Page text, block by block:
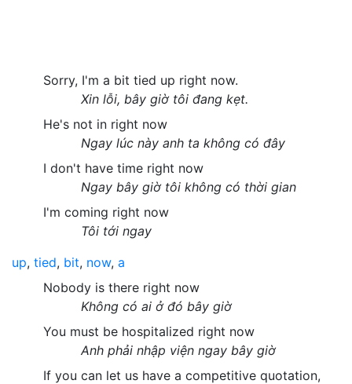
Sorry, I'm a bit tied up right now.
Xin lỗi, bây giờ tôi đang kẹt.
He's not in right now
Ngay lúc này anh ta không có đây
I don't have time right now
Ngay bây giờ tôi không có thời gian
I'm coming right now
Tôi tới ngay
up, tied, bit, now, a
Nobody is there right now
Không có ai ở đó bây giờ
You must be hospitalized right now
Anh phải nhập viện ngay bây giờ
If you can let us have a competitive quotation,